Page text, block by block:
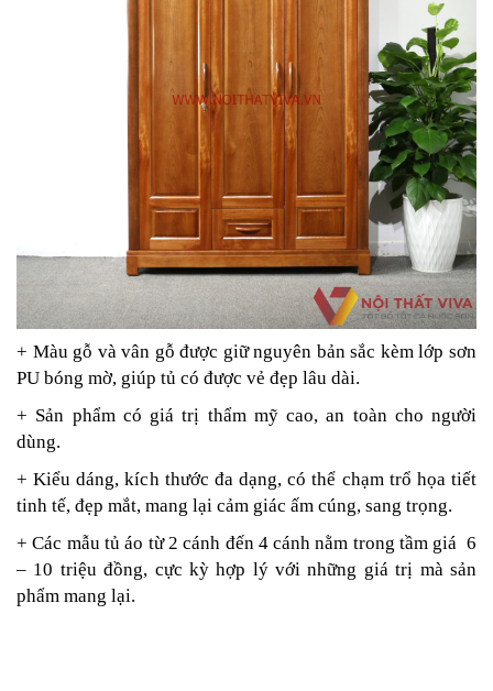
+ Màu gỗ và vân gỗ được giữ nguyên bản sắc kèm lớp sơn
PU bóng mờ, giúp tủ có được vẻ đẹp lâu dài.
+ Sản phẩm có giá trị thẩm mỹ cao, an toàn cho người
dùng.
+ Kiểu dáng, kích thước đa dạng, có thể chạm trổ họa tiết
tinh tế, đẹp mắt, mang lại cảm giác ấm cúng, sang trọng.
+ Các mẫu tủ áo từ 2 cánh đến 4 cánh nằm trong tầm giá 6
– 10 triệu đồng, cực kỳ hợp lý với những giá trị mà sản
phẩm mang lại.